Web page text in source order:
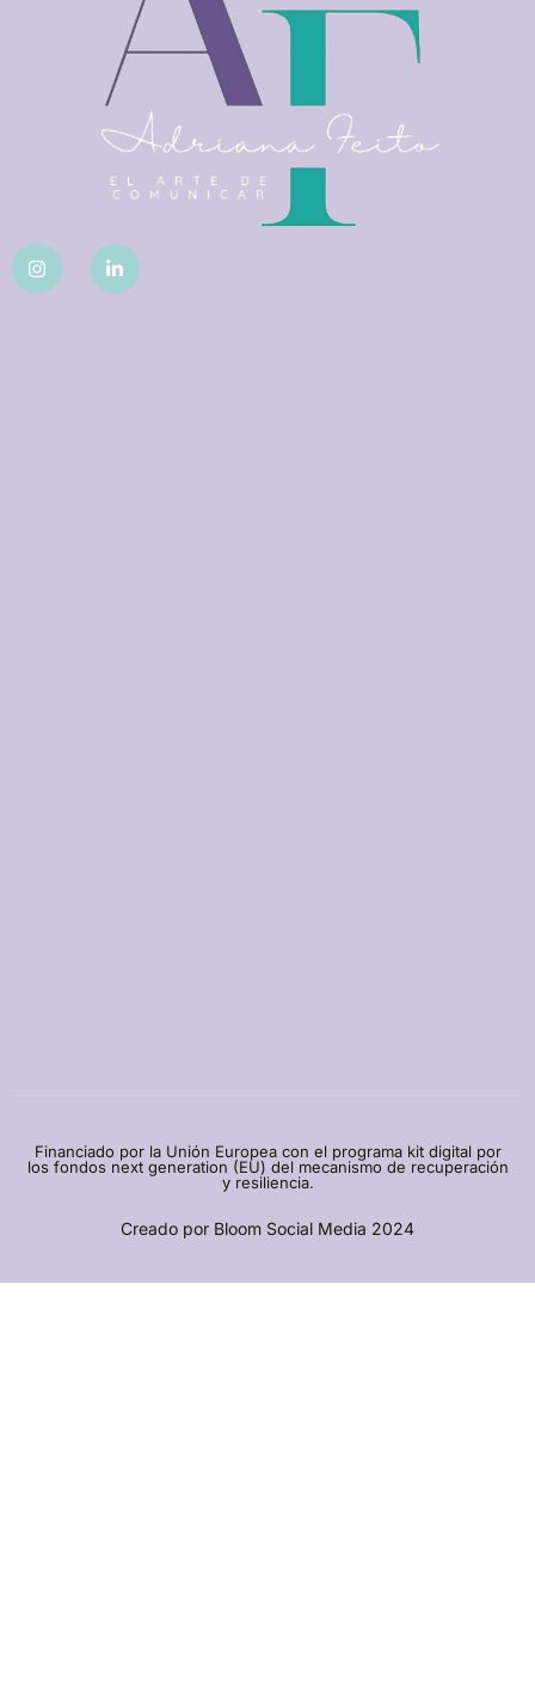
Financiado por la Unión Europea con el programa kit digital por
los fondos next generation (EU) del mecanismo de recuperación
y resiliencia.
Creado por Bloom Social Media 2024